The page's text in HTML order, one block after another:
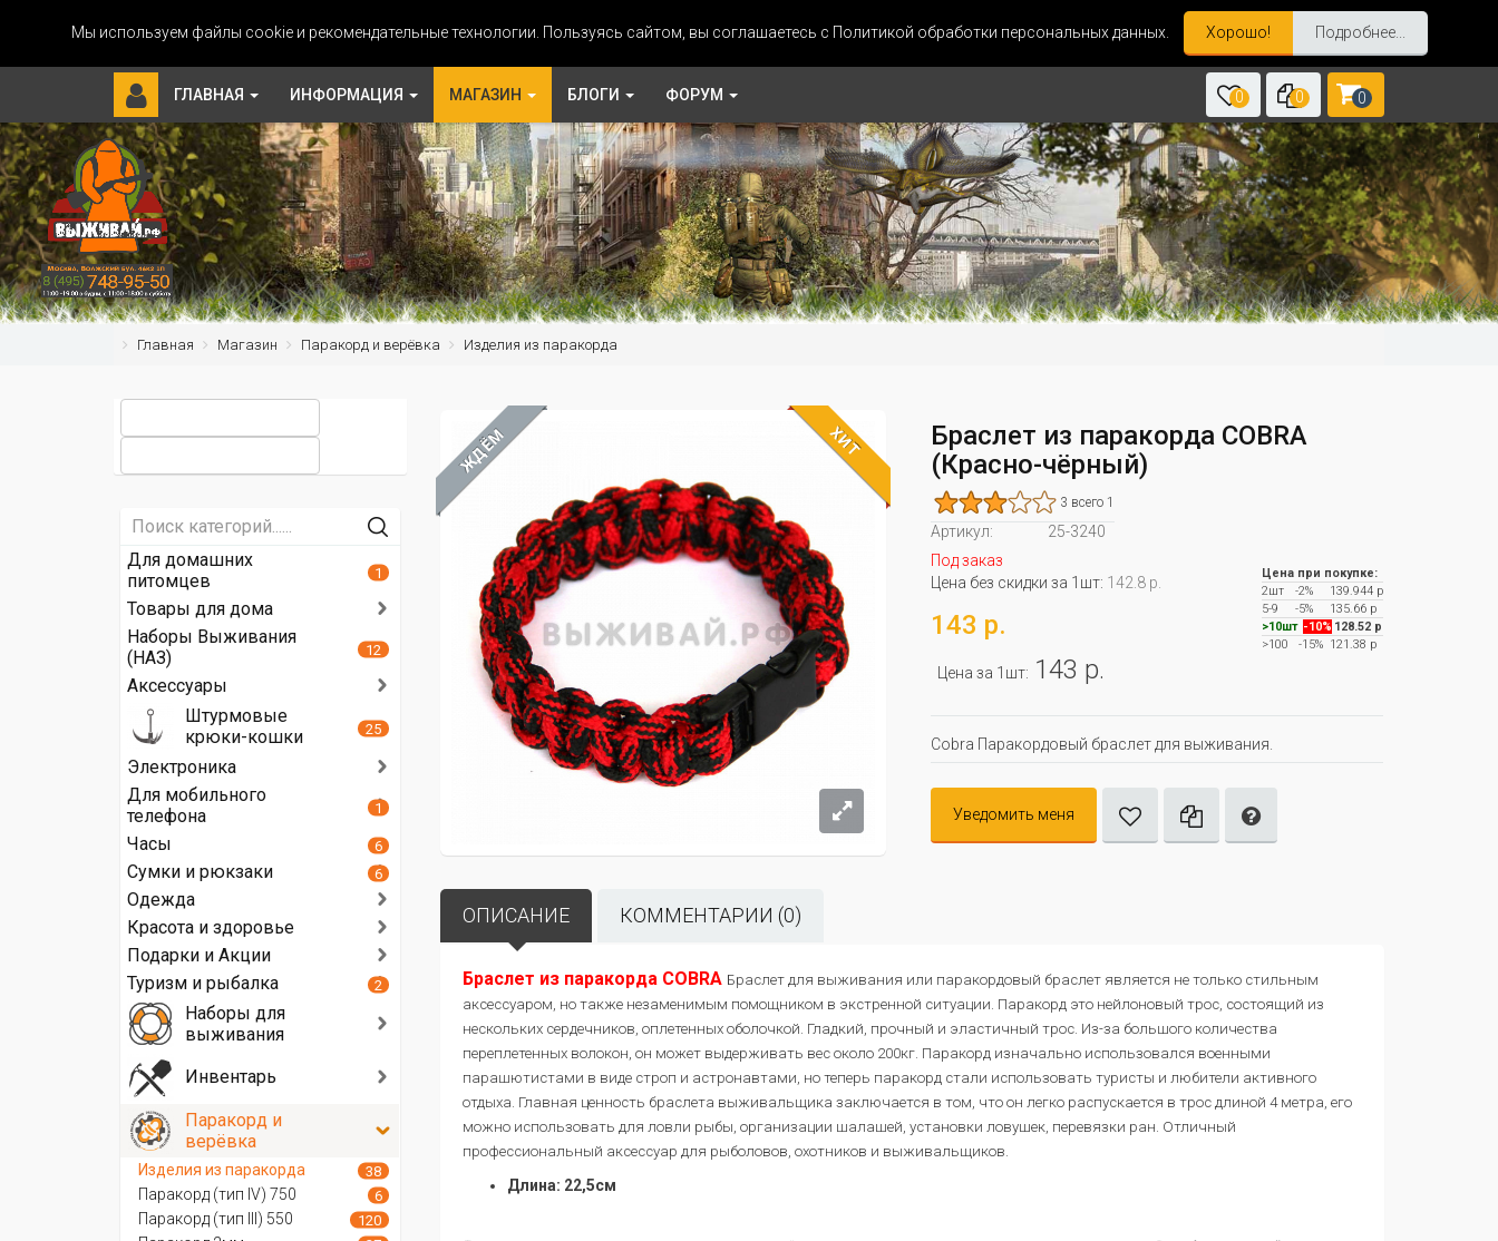
Мы используем файлы cookie и рекомендательные технологии. Пользуясь сайтом, вы соглашаетесь с Политикой обработки персональных данных. Хорошо! Подробнее...
ГЛАВНАЯ ИНФОРМАЦИЯ МАГАЗИН БЛОГИ ФОРУМ 0 0 0
Главная Магазин Паракорд и верёвка Изделия из паракорда
ЖДЁМ ХИТ
Браслет из паракорда COBRA
(Красно-чёрный)
3 всего 1
Артикул:
25-3240
Под заказ
Цена без скидки за 1шт: 142.8 р.
143 р.
Цена за 1шт: 143 р.
Цена при покупке:
2шт
-2%
139.944 р
5-9
-5%
135.66 р
>10шт -10% 128.52 р
>100
-15%121.38 р
Cobra Паракордовый браслет для выживания.
Уведомить меня
ОПИСАНИЕ КОММЕНТАРИИ (0)
Браслет из паракорда COBRA Браслет для выживания или паракордовый браслет является не только стильным
аксессуаром, но также незаменимым помощником в экстренной ситуации. Паракорд это нейлоновый трос, состоящий из
нескольких сердечников, оплетенных оболочкой. Гладкий, прочный и эластичный трос. Из-за большого количества
переплетенных волокон, он может выдерживать вес около 200кг. Паракорд изначально использовался военными
парашютистами в виде строп и астронавтами, но теперь паракорд стали использовать туристы и любители активного
отдыха. Главная ценность браслета выживальщика заключается в том, что он легко распускается в трос длиной 4 метра, его
можно использовать для ловли рыбы, организации шалашей, установки ловушек, перевязки ран. Отличный
профессиональный аксессуар для рыболовов, охотников и выживальщиков.
Длина: 22,5см
Для домашних
питомцев
1
Товары для дома
Наборы Выживания
(НАЗ)
12
Аксессуары
Штурмовые
крюки-кошки
25
Электроника
Для мобильного
телефона
1
Часы 6
Сумки и рюкзаки 6
Одежда
Красота и здоровье
Подарки и Акции
Туризм и рыбалка
2
Наборы для
выживания
Инвентарь
Паракорд и
верёвка
Изделия из паракорда 38
Паракорд (тип IV) 750 6
Паракорд (тип III) 550 120